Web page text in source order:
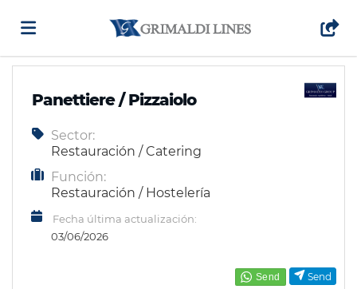
Lista
ofertas
Subir
Send
Panettiere / Pizzaiolo
Sector:
Restauración / Catering
Función:
Restauración / Hostelería
Fecha última actualización:
03/06/2026